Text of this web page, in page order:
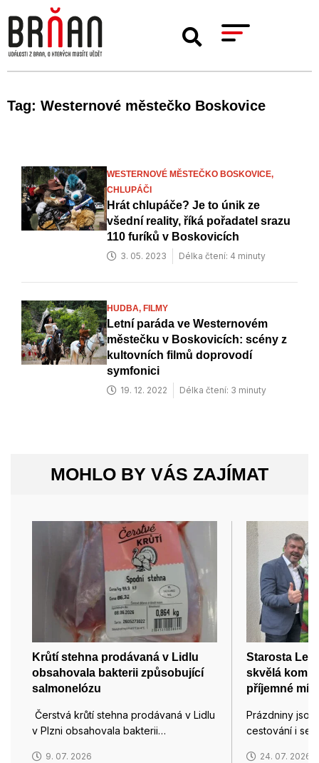
Tag: Westernové městečko Boskovice
WESTERNOVÉ MĚSTEČKO BOSKOVICE,
CHLUPÁČI
Hrát chlupáče? Je to únik ze
všední reality, říká pořadatel srazu
110 furíků v Boskovicích
3. 05. 2023 Délka čtení: 4 minuty
HUDBA, FILMY
Letní paráda ve Westernovém
městečku v Boskovicích: scény z
kultovních filmů doprovodí
symfonici
19. 12. 2022 Délka čtení: 3 minuty
MOHLO BY VÁS ZAJÍMAT
Krůtí stehna prodávaná v Lidlu
obsahovala bakterii způsobující
salmonelózu
Čerstvá krůtí stehna prodávaná v Lidlu
v Plzni obsahovala bakterii…
9. 07. 2026
Starosta
skvělá
příjemné
Prázdniny
cestování i
24. 07. 2026